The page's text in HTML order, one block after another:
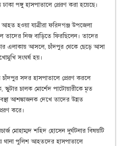
পঙ্গু হাসপাতালে প্রেরণ করা হয়েছে।
আহত হওয়া যাত্রীরা ফরিদগঞ্জ উপজেলা
তাদের নিজ বাড়িতে ফিরছিলেন। তাদের
এলাকায় আসলে, চাঁদপুর থেকে ছেড়ে আসা
সংঘর্ষ হয়।
সদর হাসপাতালে প্রেরণ করলে
চালক মোর্শেদ পাটোয়ারীকে মৃত
আশঙ্কাজনক দেখে তাদের উন্নত
করে।
মোহাম্মদ শহিদ হোসেন দুর্ঘটনার বিষয়টি
থানা পুলিশ আহতদের হাসপাতালে